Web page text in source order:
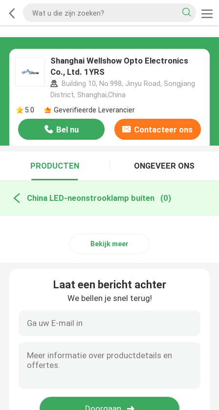
Shanghai Wellshow Opto Electronics
Co., Ltd. 1YRS
Building 10, No.998, Jinyu Road, Songjiang
District, Shanghai,China
5.0
Geverifieerde Leverancier
Bel nu Contacteer ons
PRODUCTEN ONGEVEER ONS
China LED-neonstrooklamp buiten (0)
Bekijk meer
Laat een bericht achter
We bellen je snel terug!